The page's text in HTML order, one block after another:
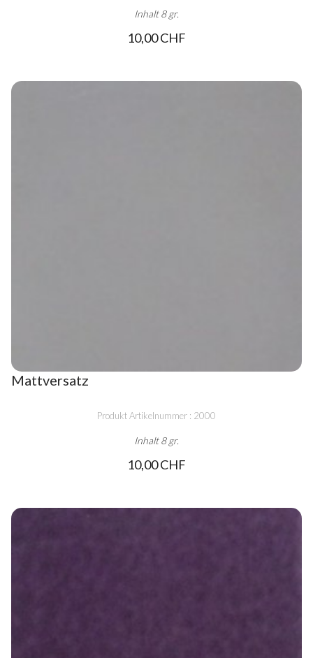
Inhalt 8 gr.
10,00 CHF
Mattversatz
Produkt Artikelnummer : 2000
Inhalt 8 gr.
10,00 CHF